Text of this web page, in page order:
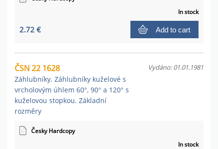
In stock
2.72 € Add to cart
ČSN 22 1628
Záhlubníky. Záhlubníky kuželové s
vrcholovým úhlem 60°, 90° a 120° s
kuželovou stopkou. Základní
rozměry
Vydáno: 01.01.1981
Česky Hardcopy
In stock